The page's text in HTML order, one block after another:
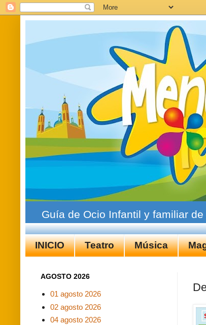
Guía de Ocio Infantil y familiar
INICIO Teatro Música
AGOSTO 2026
01 agosto 2026
02 agosto 2026
04 agosto 2026